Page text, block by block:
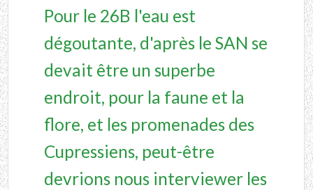
Pour le 26B l'eau est
dégoutante, d'après le SAN se
devait être un superbe
endroit, pour la faune et la
flore, et les promenades des
Cupressiens, peut-être
devrions nous interviewer les